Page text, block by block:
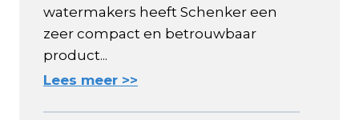
watermakers heeft Schenker een
zeer compact en betrouwbaar
product...
Lees meer >>